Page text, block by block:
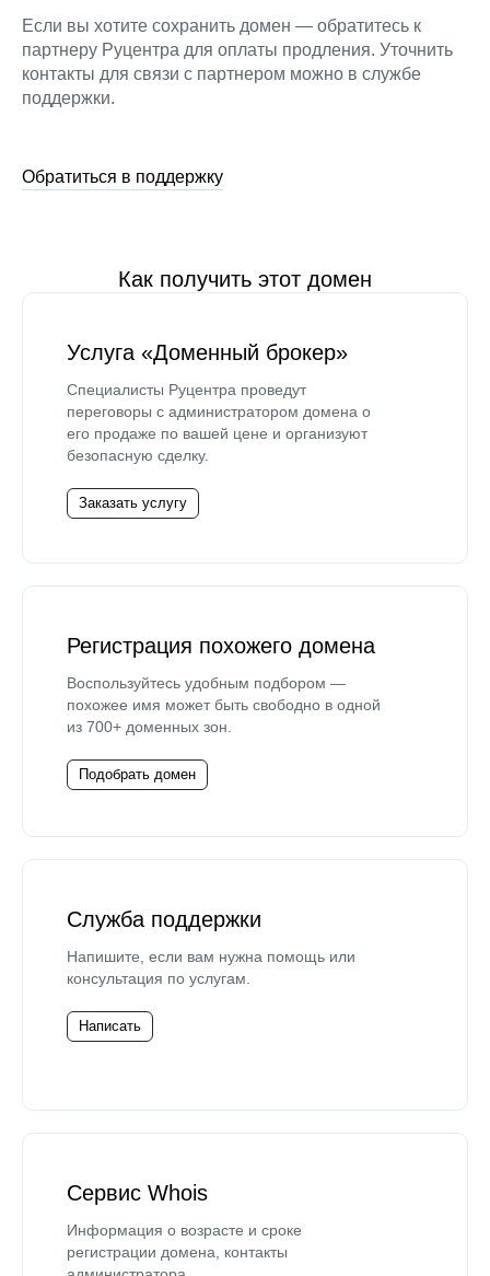
Если вы хотите сохранить домен — обратитесь к
партнеру Руцентра для оплаты продления. Уточнить
контакты для связи с партнером можно в службе
поддержки.
Обратиться в поддержку
Как получить этот домен
Услуга «Доменный брокер»
Специалисты Руцентра проведут
переговоры с администратором домена о
его продаже по вашей цене и организуют
безопасную сделку.
Заказать услугу
Регистрация похожего домена
Воспользуйтесь удобным подбором —
похожее имя может быть свободно в одной
из 700+ доменных зон.
Подобрать домен
Служба поддержки
Напишите, если вам нужна помощь или
консультация по услугам.
Написать
Сервис Whois
Информация о возрасте и сроке
регистрации домена, контакты